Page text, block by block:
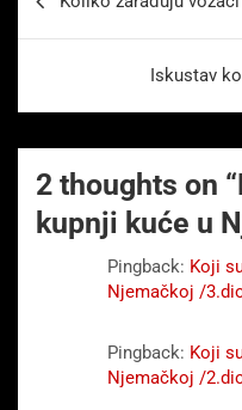
Iskustav
2 thoughts on “
kupnji kuće u
Pingback: Koji
Njemačkoj /
Pingback: Koji
Njemačkoj /